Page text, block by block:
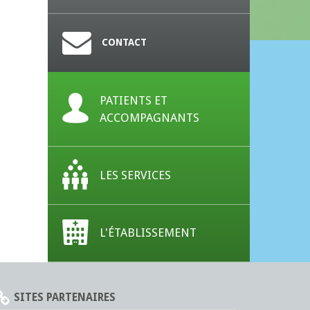
CONTACT
PATIENTS ET
ACCOMPAGNANTS
LES SERVICES
L'ÉTABLISSEMENT
SITES PARTENAIRES